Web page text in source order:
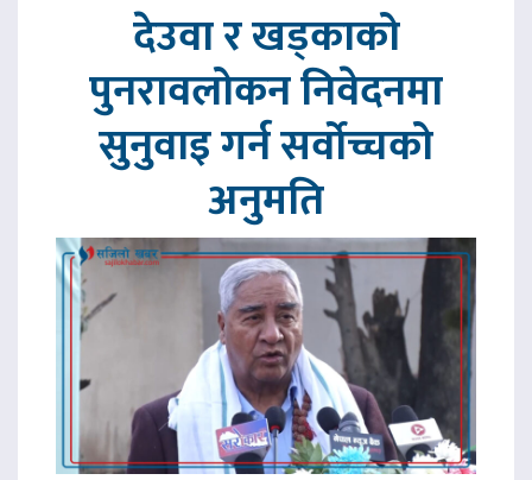
देउवा र खड्काको
पुनरावलोकन निवेदनमा
सुनुवाइ गर्न सर्वोच्चको
अनुमति